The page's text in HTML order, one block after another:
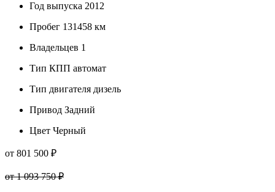
Год выпуска 2012
Пробег 131458 км
Владельцев 1
Тип КПП автомат
Тип двигателя дизель
Привод Задний
Цвет Черный
от 801 500 ₽
от 1 093 750 ₽